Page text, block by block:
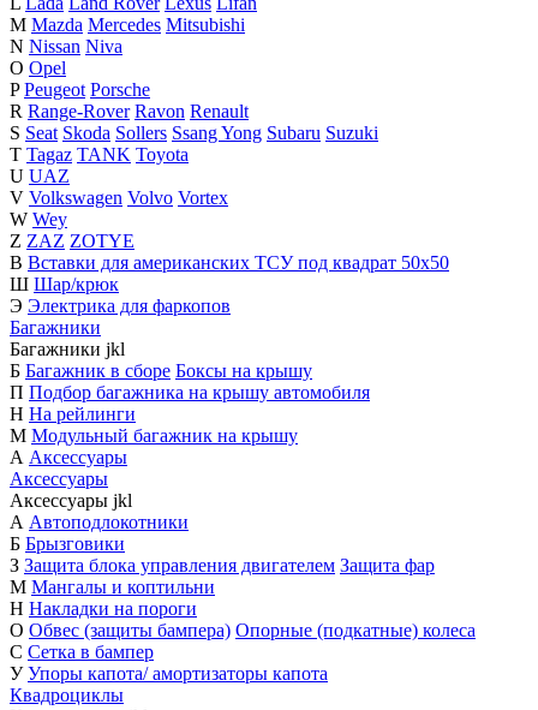
M Mazda Mercedes Mitsubishi
N Nissan Niva
O Opel
P Peugeot Porsche
R Range-Rover Ravon Renault
S Seat Skoda Sollers Ssang Yong Subaru Suzuki
T Tagaz TANK Toyota
U UAZ
V Volkswagen Volvo Vortex
W Wey
Z ZAZ ZOTYE
В Вставки для американских ТСУ под квадрат 50х50
Ш Шар/крюк
Э Электрика для фаркопов
Багажники
Багажники jkl
Б Багажник в сборе Боксы на крышу
П Подбор багажника на крышу автомобиля
Н На рейлинги
М Модульный багажник на крышу
А Аксессуары
Аксессуары
Аксессуары jkl
А Автоподлокотники
Б Брызговики
З Защита блока управления двигателем Защита фар
М Мангалы и коптильни
Н Накладки на пороги
О Обвес (защиты бампера) Опорные (подкатные) колеса
С Сетка в бампер
У Упоры капота/ амортизаторы капота
Квадроциклы